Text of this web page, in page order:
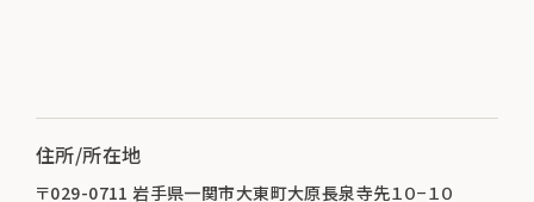
住所/所在地
〒029-0711 岩手県一関市大東町大原長泉寺先１０−１０